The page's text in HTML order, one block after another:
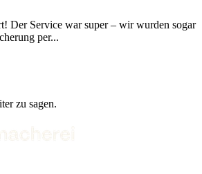
Der Service war super – wir wurden sogar
per...
zu sagen.